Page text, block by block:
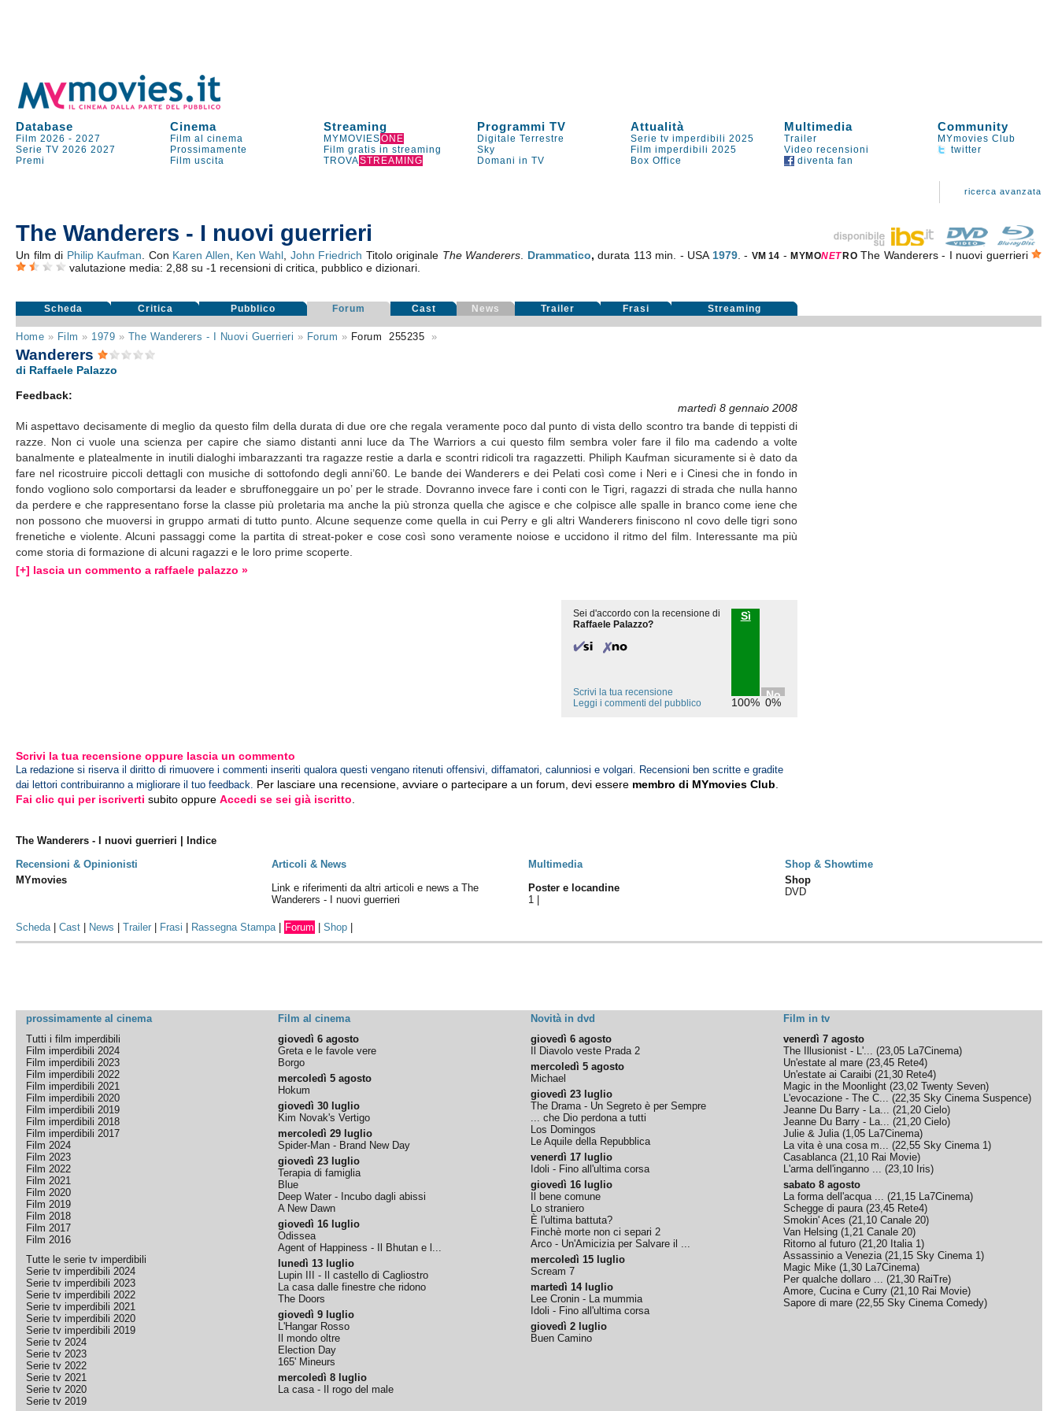
Database Cinema Streaming Programmi TV Attualità Multimedia Community
Film 2026 -2027 Film al cinema MYMOVIESONE Digitale Terrestre Serie tv imperdibili 2025 Trailer
MYmovies Club
Serie TV 2026 2027 Prossimamente Film gratis in streaming Sky Film imperdibili 2025 Video recensioni
twitter
Premi
Film uscita TROVASTREAMING Domani in TV Box Office diventa fan
ricerca avanzata
The Wanderers - I nuovi guerrieri
Un film di Philip Kaufman . Con Karen Allen Ken Wahl John Friedrich Titolo originale The Wanderers Drammatico,durata 113 min. - USA 1979. - VM 14 -MYMONET RO The Wanderers - I nuovi guerrieri
valutazione media: 2,88 su-1 recensioni di critica, pubblico e dizionari.
Scheda Critica Pubblico Forum Cast News Trailer Frasi Streaming
Home » Film » 1979 » The Wanderers - I Nuovi Guerrieri » Forum » Forum 255235 »
Wanderers
di Raffaele Palazzo
Feedback:
martedì 8 gennaio 2008
Mi aspettavo decisamente di meglio da questo film della durata di due ore che regala veramente poco dal punto di vista dello scontro tra bande di teppisti di
razze. Non ci vuole una scienza per capire che siamo distanti anni luce da The Warriors a cui questo film sembra voler fare il filo ma cadendo a volte
banalmente e platealmente in inutili dialoghi imbarazzanti tra ragazze restie a darla e scontri ridicoli tra ragazzetti. Philiph Kaufman sicuramente si è dato da
fare nel ricostruire piccoli dettagli con musiche di sottofondo degli anni’60. Le bande dei Wanderers e dei Pelati così come i Neri e i Cinesi che in fondo in
fondo vogliono solo comportarsi da leader e sbruffoneggaire un po’ per le strade. Dovranno invece fare i conti con le Tigri, ragazzi di strada che nulla hanno
da perdere e che rappresentano forse la classe più proletaria ma anche la più stronza quella che agisce e che colpisce alle spalle in branco come iene che
non possono che muoversi in gruppo armati di tutto punto. Alcune sequenze come quella in cui Perry e gli altri Wanderers finiscono nl covo delle tigri sono
frenetiche e violente. Alcuni passaggi come la partita di streat-poker e cose così sono veramente noiose e uccidono il ritmo del film. Interessante ma più
come storia di formazione di alcuni ragazzi e le loro prime scoperte.
[+] lascia un commento a raffaele palazzo »
Sei d'accordo con la recensione di
Raffaele Palazzo?
Sì
100%
No
0%
Scrivi la tua recensione
Leggi i commenti del pubblico
Scrivi la tua recensione oppure lascia un commento
La redazione si riserva il diritto di rimuovere i commenti inseriti qualora questi vengano ritenuti offensivi, diffamatori, calunniosi e volgari. Recensioni ben scritte e gradite
dai lettori contribuiranno a migliorare il tuo feedback. Per lasciare una recensione, avviare o partecipare a un forum, devi essere membro di MYmovies Club
Fai clic qui per iscriverti subito oppureAccedi se sei già iscritto
The Wanderers - I nuovi guerrieri | Indice
Recensioni & Opinionisti
Articoli & News Multimedia
Shop & Showtime
MYmovies
Link e riferimenti da altri articoli e news a The
Wanderers - I nuovi guerrieri
Poster e locandine
1
Shop
DVD
Scheda|Cast News |Trailer Frasi Rassegna Stampa| Forum |Shop
prossimamente al cinema Film al cinema Novità in dvd
Film in tv
Tutti i film imperdibili
Film imperdibili 2024
Film imperdibili 2023
Film imperdibili 2022
Film imperdibili 2021
Film imperdibili 2020
Film imperdibili 2019
Film imperdibili 2018
Film imperdibili 2017
Film 2024
Film 2023
Film 2022
Film 2021
Film 2020
Film 2019
Film 2018
Film 2017
Film 2016
Tutte le serie tv imperdibili
Serie tv imperdibili 2024
Serie tv imperdibili 2023
Serie tv imperdibili 2022
Serie tv imperdibili 2021
Serie tv imperdibili 2020
Serie tv imperdibili 2019
Serie tv 2024
Serie tv 2023
Serie tv 2022
Serie tv 2021
Serie tv 2020
Serie tv 2019
giovedì 6 agosto
Greta e le favole vere
Borgo
mercoledì 5 agosto
Hokum
giovedì 30 luglio
Kim Novak's Vertigo
mercoledì 29 luglio
Spider-Man - Brand New Day
giovedì 23 luglio
Terapia di famiglia
Blue
Deep Water - Incubo dagli abissi
A New Dawn
giovedì 16 luglio
Odissea
Agent of Happiness - Il Bhutan e l...
lunedì 13 luglio
Lupin III - Il castello di Cagliostro
La casa dalle finestre che ridono
The Doors
giovedì 9 luglio
L'Hangar Rosso
Il mondo oltre
Election Day
165' Mineurs
mercoledì 8 luglio
La casa - Il rogo del male
giovedì 6 agosto
Il Diavolo veste Prada 2
mercoledì 5 agosto
Michael
giovedì 23 luglio
The Drama - Un Segreto è per Sempre
... che Dio perdona a tutti
Los Domingos
Le Aquile della Repubblica
venerdì 17 luglio
Idoli - Fino all'ultima corsa
giovedì 16 luglio
Il bene comune
Lo straniero
È l'ultima battuta?
Finchè morte non ci separi 2
Arco - Un'Amicizia per Salvare il ...
mercoledì 15 luglio
Scream 7
martedì 14 luglio
Lee Cronin - La mummia
Idoli - Fino all'ultima corsa
giovedì 2 luglio
Buen Camino
venerdì 7 agosto
The Illusionist - L'... (23,05 La7Cinema)
Un'estate al mare (23,45 Rete4)
Un'estate ai Caraibi (21,30 Rete4)
Magic in the Moonlight (23,02 Twenty Seven)
L'evocazione - The C... (22,35 Sky Cinema Suspence)
Jeanne Du Barry - La... (21,20 Cielo)
Jeanne Du Barry - La... (21,20 Cielo)
Julie & Julia(1,05 La7Cinema)
La vita è una cosa m... (22,55 Sky Cinema 1)
Casablanca(21,10 Rai Movie)
L'arma dell'inganno ... (23,10 Iris)
sabato 8 agosto
La forma dell'acqua ... (21,15 La7Cinema)
Schegge di paura(23,45 Rete4)
Smokin' Aces (21,10 Canale 20)
Van Helsing (1,21 Canale 20)
Ritorno al futuro (21,20 Italia 1)
Assassinio a Venezia(21,15 Sky Cinema 1)
Magic Mike (1,30 La7Cinema)
Per qualche dollaro ... (21,30 RaiTre)
Amore, Cucina e Curry (21,10 Rai Movie)
Sapore di mare (22,55 Sky Cinema Comedy)